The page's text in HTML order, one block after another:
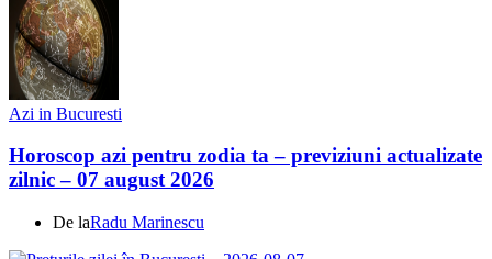
Azi in Bucuresti
Horoscop azi pentru zodia ta – previziuni actualizate
zilnic – 07 august 2026
De laRadu Marinescu